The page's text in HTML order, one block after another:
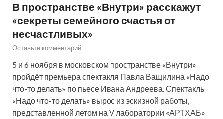
В пространстве «Внутри» расскажут
«секреты семейного счастья от
несчастливых»
Оставьте комментарий
5 и 6 ноября в московском пространстве «Внутри»
пройдёт премьера спектакля Павла Ващилина «Надо
что-то делать» по пьесе Ивана Андреева. Спектакль
«Надо что-то делать» вырос из эскизной работы,
представленной летом на V лаборатории «АРТХАБ»